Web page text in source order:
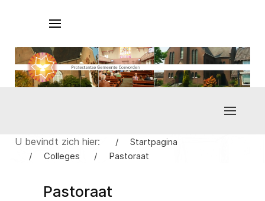
U bevindt zich hier:
Startpagina
Colleges
Pastoraat
Pastoraat